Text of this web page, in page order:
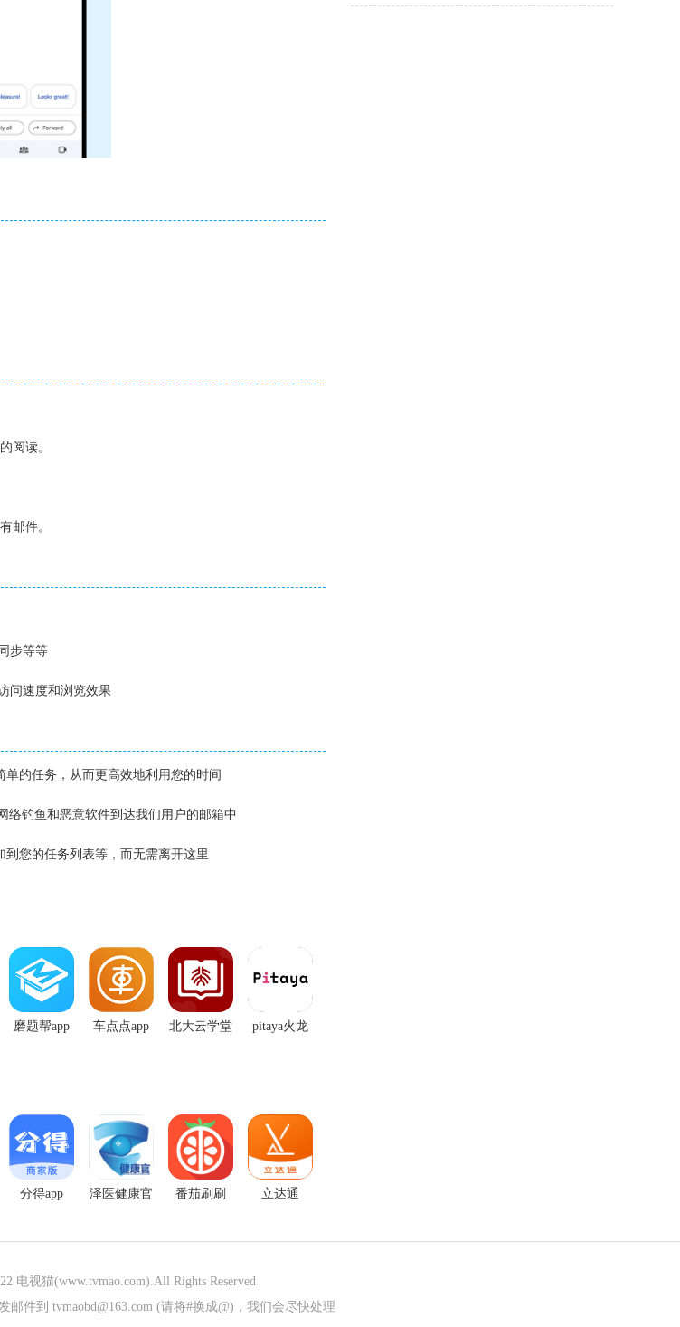
阅读。
邮件。
步等等
问速度和浏览效果
的任务，从而更高效地利用您的时间
络钓鱼和恶意软件到达我们用户的邮箱中
您的任务列表等，而无需离开这里
磨题帮app 车点点app 北大云学堂 pitaya火龙
分得app 泽医健康官 番茄刷刷 立达通
电视猫(www.tvmao.com).All Rights Reserved
邮件到 tvmaobd@163.com (请将#换成@)，我们会尽快处理